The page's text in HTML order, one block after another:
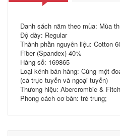
Danh sách năm theo mùa: Mùa
Độ dày: Regular
Thành phần nguyên liệu: Cotton
Fiber (Spandex) 40%
Hàng số: 169865
Loại kênh bán hàng: Cùng một
(cả trực tuyến và ngoại tuyến)
Thương hiệu: Abercrombie & Fitch
Phong cách cơ bản: trẻ trung;